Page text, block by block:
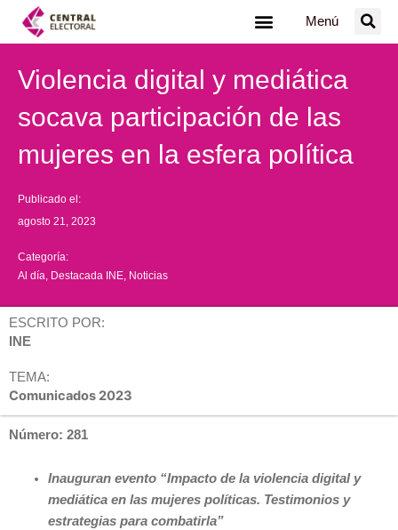
Menú
Violencia digital y mediática
socava participación de las
mujeres en la esfera política
Publicado el:
agosto 21, 2023
Categoría:
Al día Destacada INE Noticias
ESCRITO POR:
INE
TEMA:
Comunicados 2023
Número: 281
Inauguran evento “Impacto de la violencia digital y
mediática en las mujeres políticas. Testimonios y
estrategias para combatirla”